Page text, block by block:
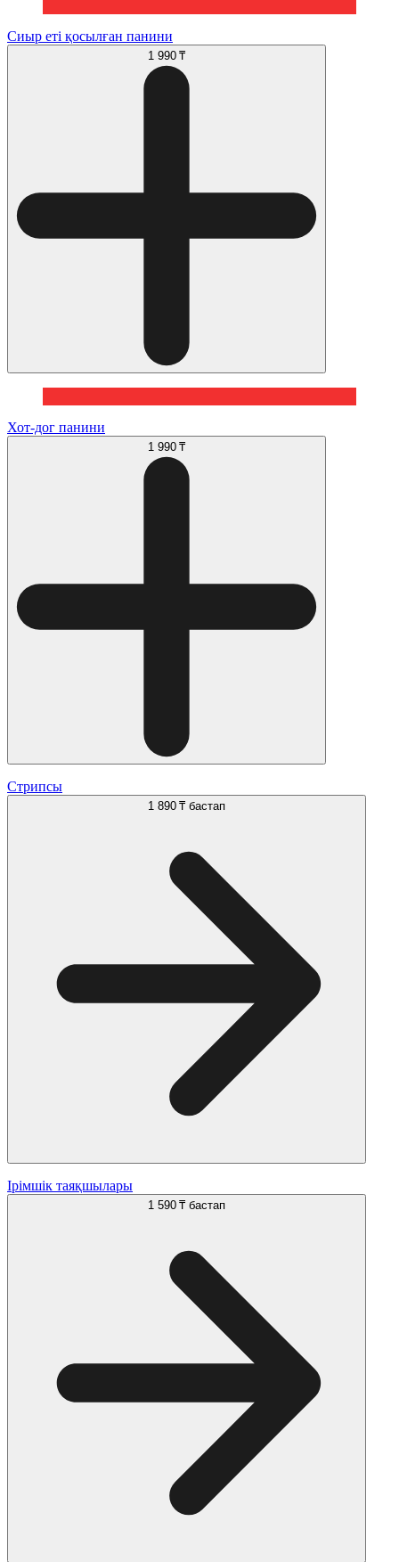
Сиыр еті қосылған панини
1 990 ₸
Хот-дог панини
1 990 ₸
Стрипсы
1 890 ₸ бастап
Ірімшік таяқшылары
1 590 ₸ бастап